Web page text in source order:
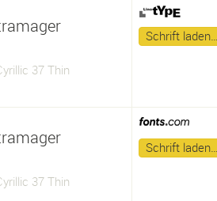
37 Thin
Schrift
37 Thin
Schrift